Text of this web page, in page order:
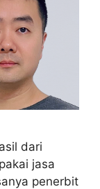
dari
jasa
penerbit